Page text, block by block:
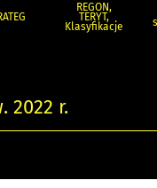
REGON,
TERYT,
Klasyfikacje
2022 r.